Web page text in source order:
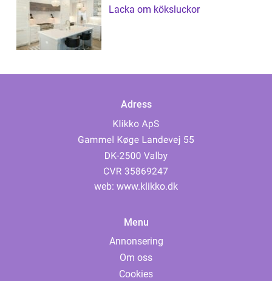
Lacka om köksluckor
Adress
web: www.klikko.dk
Menu
Annonsering
Om oss
Cookies